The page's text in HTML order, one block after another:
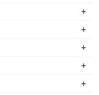
+
+
+
+
+